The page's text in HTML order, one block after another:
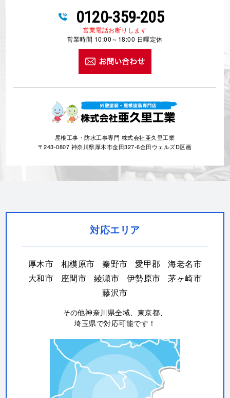
0120-359-205
営業電話お断りします
営業時間 10:00～18:00 日曜定休
屋根工事・防水工事専門 株式会社亜久里工業
〒243-0807 神奈川県厚木市金田327-6金田ウェルズD区画
対応エリア
厚木市 相模原市 秦野市 愛甲郡
海老名市
大和市
座間市 綾瀬市 伊勢原市
茅ヶ崎市
藤沢市
その他神奈川県全域、東京都、
埼玉県で対応可能です！